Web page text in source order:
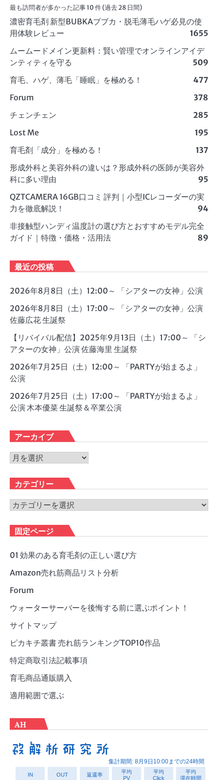
最も訪問者が多かった記事 10 件 (過去 28 日間)
濃密育毛剤 新型BUBKAブブカ・脱毛薄毛ハゲ必見の使
用体験レビュー
1655
ムームードメイン更新料：賢い管理でオンラインアイデ
ンティティを守る
509
育毛、ハゲ、薄毛「睡眠」を極める！
477
Forum
378
チェンチェン
285
Lost Me
195
育毛剤「成分」を極める！
137
形成外科と美容外科の違いは？形成外科の医師が美容外
科に多い理由
95
QZTCAMERA 16GB口コミ 評判｜小型ICレコーダーの実
力を徹底解説！
94
非接触型ハンディ温度計の選び方とおすすめモデル完全
ガイド｜特徴・価格・活用法
89
最近の投稿
2026年8月8日（土）12:00～ 「シアターの女神」公演
2026年8月8日（土）17:00～ 「シアターの女神」公演
佐藤広花 生誕祭
【リバイバル配信】2025年9月13日（土）17:00～ 「シ
アターの女神」公演 佐藤海里 生誕祭
2026年7月25日（土）12:00～ 「PARTYが始まるよ」
公演
2026年7月25日（土）17:00～ 「PARTYが始まるよ」
公演 木本優菜 生誕祭＆卒業公演
アーカイブ
ア
カ
イ
ブ
カテゴリー
カ
ゴ
リ
ー
固定ページ
01 効果のある育毛剤の正しい選び方
Amazon売れ筋商品リスト分析
Forum
ウォーターサーバーを後悔する前に選ぶポイント！
サイトマップ
ピカキチ叢書 売れ筋ランキングTOP10作品
特定商取引法記載事項
育毛商品通販購入
適用範囲で選ぶ
AH